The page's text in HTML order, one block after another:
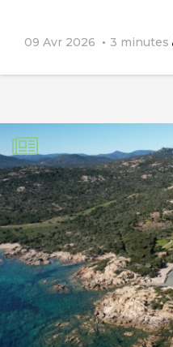
09 Avr 2026 3 minutes